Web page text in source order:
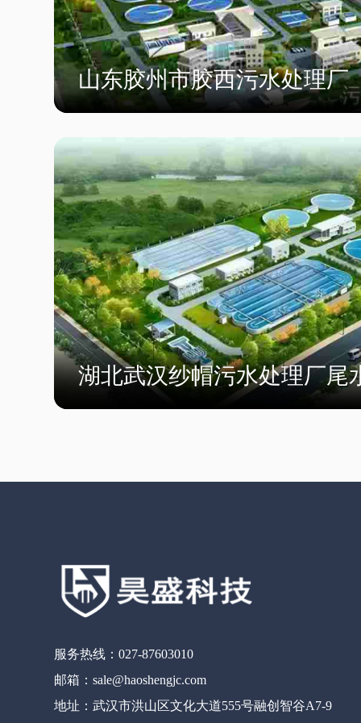
山东胶州市胶西污水处理厂
湖北武汉纱帽污水处理厂尾
服务热线：027-87603010
邮箱：sale@haoshengjc.com
地址：武汉市洪山区文化大道555号融创智谷A7-9